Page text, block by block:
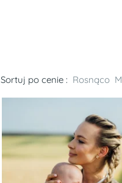
Sortuj po cenie : Rosnąco